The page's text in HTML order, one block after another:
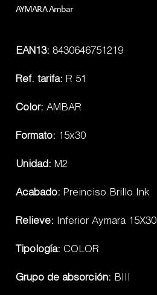
AYMARA Ambar
EAN13: 8430646751219
Ref. tarifa: R 51
Color: AMBAR
Formato: 15x30
Unidad: M2
Acabado: Preinciso Brillo Ink
Relieve: Inferior Aymara 15X30
Tipología: COLOR
Grupo de absorción: BIII